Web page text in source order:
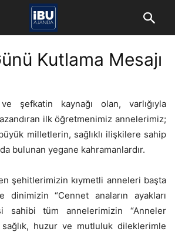
Kutlama Mesajı
şefkatin kaynağı olan, varlığıyla
ilk öğretmenimiz annelerimiz;
milletlerin, sağlıklı ilişkilere sahip
bulunan yegane kahramanlardır.
şehitlerimizin kıymetli anneleri başta
dinimizin “Cennet anaların ayakları
sahibi tüm annelerimizin “Anneler
sağlık, huzur ve mutluluk dileklerimle